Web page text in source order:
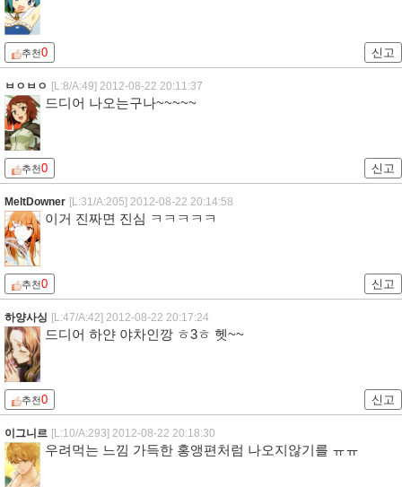
추천0 신고
ㅂㅇㅂㅇ [L:8/A:49] 2012-08-22 20:11:37
드디어 나오는구나~~~~~
추천0 신고
MeltDowner [L:31/A:205] 2012-08-22 20:14:58
이거 진짜면 진심 ㅋㅋㅋㅋㅋ
추천0 신고
하양사싱 [L:47/A:42] 2012-08-22 20:17:24
드디어 하얀 야차인깡 ㅎ3ㅎ 헷~~
추천0 신고
이그니르 [L:10/A:293] 2012-08-22 20:18:30
우려먹는 느낌 가득한 홍앵편처럼 나오지않기를 ㅠㅠ